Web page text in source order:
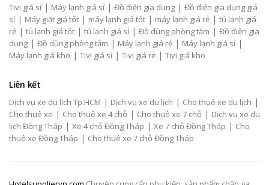
Tivi giá sỉ | Máy lạnh giá sỉ | Đồ điện gia dụng | Đồ điện gia dụng giá
sỉ | Máy giặt giá tốt | máy lạnh giá tốt | máy lạnh giá rẻ | tủ lạnh giá
rẻ | tủ lạnh giá tốt | tủ lạnh giá sỉ | Đồ dùng phòng tắm | Đồ điện gia
dụng | Đồ dùng phòng tắm | Máy lạnh giá rẻ | Máy lạnh giá sỉ |
Máy lạnh giá kho | Tivi giá sỉ | Tivi giá rẻ | Tivi giá kho
Liên kết
Dịch vụ xe du lịch Tp.HCM | Dịch vụ xe du lịch | Cho thuê xe du lịch |
Cho thuê xe | Cho thuê xe 4 chỗ | Cho thuê xe 7 chỗ | Dịch vụ xe du
lịch Đồng Tháp | Xe 4 chỗ Đồng Tháp | Xe 7 chỗ Đồng Tháp | Cho
thuê xe Đồng Tháp | Cho thuê xe 7 chỗ Đồng Tháp